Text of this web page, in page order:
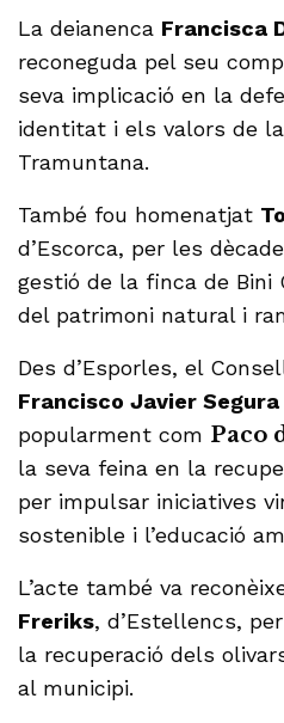
La deianenca Francisca
reconeguda pel seu
seva implicació en la
identitat i els valors de
Tramuntana.
També fou homenatjat
d’Escorca, per les
gestió de la finca de Bini
del patrimoni natural i
Des d’Esporles, el
Francisco Javier Segura
popularment com Paco
la seva feina en la
per impulsar iniciatives
sostenible i l’educació
L’acte també va
Freriks, d’Estellencs,
la recuperació dels
al municipi.